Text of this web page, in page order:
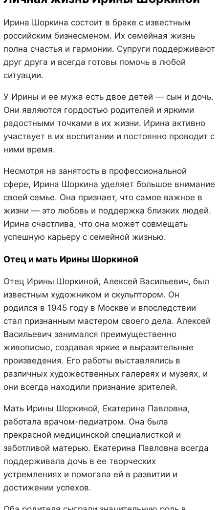
Ирина Шоркина состоит в браке с известным
российским бизнесменом. Их семейная жизнь
полна счастья и гармонии. Супруги поддерживают
друг друга и всегда готовы помочь в любой
ситуации.
У Ирины и ее мужа есть двое детей — сын и дочь.
Они являются гордостью родителей и яркими
радостными точками в их жизни. Ирина активно
участвует в их воспитании и постоянно проводит с
ними время.
Несмотря на занятость в профессиональной
сфере, Ирина Шоркина уделяет большое внимание
своей семье. Она признает, что самое важное в
жизни — это любовь и поддержка близких людей.
Ирина счастлива, что она может совмещать
успешную карьеру с семейной жизнью.
Отец и мать Ирины Шоркиной
Отец Ирины Шоркиной, Алексей Васильевич, был
известным художником и скульптором. Он
родился в 1945 году в Москве и впоследствии
стал признанным мастером своего дела. Алексей
Васильевич занимался преимущественно
живописью, создавая яркие и выразительные
произведения. Его работы выставлялись в
различных художественных галереях и музеях, и
они всегда находили признание зрителей.
Мать Ирины Шоркиной, Екатерина Павловна,
работала врачом-педиатром. Она была
прекрасной медицинской специалисткой и
заботливой матерью. Екатерина Павловна всегда
поддерживала дочь в ее творческих
устремлениях и помогала ей в развитии и
достижении успехов.